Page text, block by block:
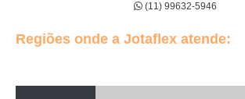
(11) 99632-5946
Regiões onde a Jotaflex atende: